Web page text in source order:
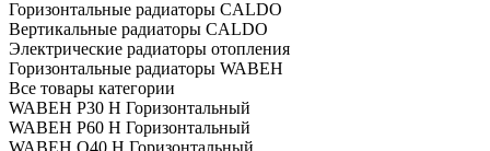
Горизонтальные радиаторы CALDO
Вертикальные радиаторы CALDO
Электрические радиаторы отопления
Горизонтальные радиаторы WABEH
Все товары категории
WABEH P30 H Горизонтальный
WABEH P60 H Горизонтальный
WABEH Q40 H Горизонтальный